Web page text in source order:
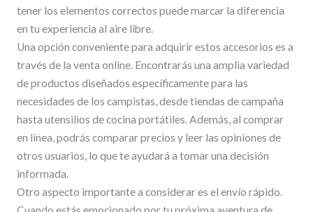
tener los elementos correctos puede marcar la diferencia
en tu experiencia al aire libre.
Una opción conveniente para adquirir estos accesorios es a
través de la venta online. Encontrarás una amplia variedad
de productos diseñados específicamente para las
necesidades de los campistas, desde tiendas de campaña
hasta utensilios de cocina portátiles. Además, al comprar
en línea, podrás comparar precios y leer las opiniones de
otros usuarios, lo que te ayudará a tomar una decisión
informada.
Otro aspecto importante a considerar es el envío rápido.